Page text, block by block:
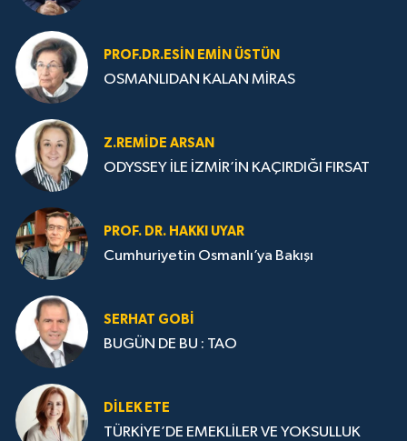
PROF.DR.ESIN EMIN ÜSTÜN
OSMANLIDAN KALAN MİRAS
Z.REMIDE ARSAN
ODYSSEY İLE İZMİR’İN KAÇIRDIĞI FIRSAT
PROF. DR. HAKKI UYAR
Cumhuriyetin Osmanlı’ya Bakışı
SERHAT GOBİ
BUGÜN DE BU : TAO
DILEK ETE
TÜRKİYE’DE EMEKLİLER VE YOKSULLUK